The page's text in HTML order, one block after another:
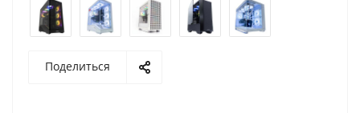
Поделиться